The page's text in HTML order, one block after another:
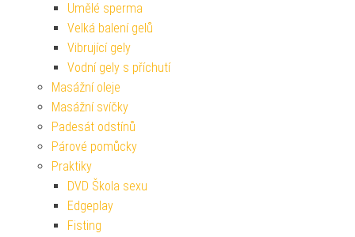
Umělé sperma
Velká balení gelů
Vibrující gely
Vodní gely s příchutí
Masážní oleje
Masážní svíčky
Padesát odstínů
Párové pomůcky
Praktiky
DVD Škola sexu
Edgeplay
Fisting